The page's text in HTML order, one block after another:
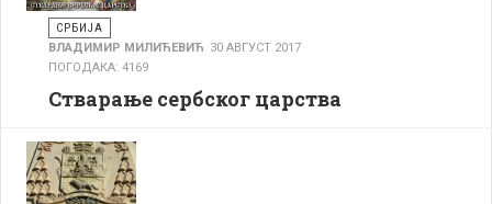
СРБИЈА
ВЛАДИМИР МИЛИЋЕВИЋ 30 АВГУСТ 2017
ПОГОДАКА: 4169
Стварање сербског царства